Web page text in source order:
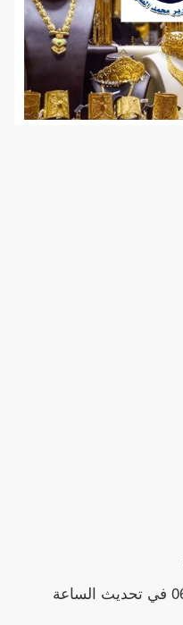
تراجع سعر الذهب اليوم 2025-02-06 في تحديث الساعة